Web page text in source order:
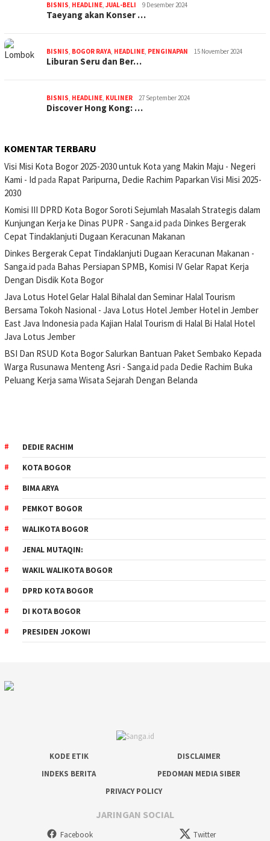
BISNIS, HEADLINE, JUAL-BELI 9 Desember 2024
Taeyang akan Konser …
BISNIS, BOGOR RAYA, HEADLINE, PENGINAPAN 15 November 2024
Liburan Seru dan Ber…
BISNIS, HEADLINE, KULINER 27 September 2024
Discover Hong Kong: …
KOMENTAR TERBARU
Visi Misi Kota Bogor 2025-2030 untuk Kota yang Makin Maju - Negeri
Kami - Id pada Rapat Paripurna, Dedie Rachim Paparkan Visi Misi 2025-
2030
Komisi III DPRD Kota Bogor Soroti Sejumlah Masalah Strategis dalam
Kunjungan Kerja ke Dinas PUPR - Sanga.id pada Dinkes Bergerak
Cepat Tindaklanjuti Dugaan Keracunan Makanan
Dinkes Bergerak Cepat Tindaklanjuti Dugaan Keracunan Makanan -
Sanga.id pada Bahas Persiapan SPMB, Komisi IV Gelar Rapat Kerja
Dengan Disdik Kota Bogor
Java Lotus Hotel Gelar Halal Bihalal dan Seminar Halal Tourism
Bersama Tokoh Nasional - Java Lotus Hotel Jember Hotel in Jember
East Java Indonesia pada Kajian Halal Tourism di Halal Bi Halal Hotel
Java Lotus Jember
BSI Dan RSUD Kota Bogor Salurkan Bantuan Paket Sembako Kepada
Warga Rusunawa Menteng Asri - Sanga.id pada Dedie Rachim Buka
Peluang Kerja sama Wisata Sejarah Dengan Belanda
DEDIE RACHIM
KOTA BOGOR
BIMA ARYA
PEMKOT BOGOR
WALIKOTA BOGOR
JENAL MUTAQIN:
WAKIL WALIKOTA BOGOR
DPRD KOTA BOGOR
DI KOTA BOGOR
PRESIDEN JOKOWI
KODE ETIK
DISCLAIMER
INDEKS BERITA
PEDOMAN MEDIA SIBER
PRIVACY POLICY
JARINGAN SOCIAL
Facebook Twitter